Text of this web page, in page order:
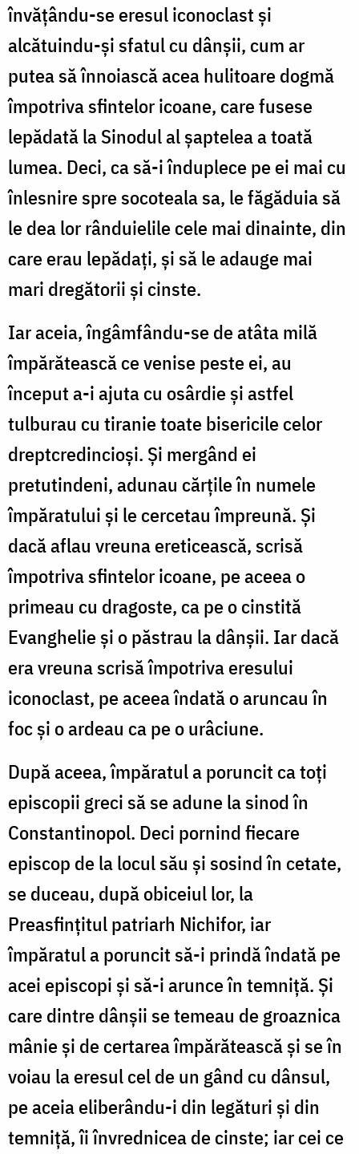
învățându-se eresul iconoclast și
alcătuindu-și sfatul cu dânșii, cum ar
putea să înnoiască acea hulitoare dogmă
împotriva sfintelor icoane, care fusese
lepădată la Sinodul al șaptelea a toată
lumea. Deci, ca să-i înduplece pe ei mai cu
înlesnire spre socoteala sa, le făgăduia să
le dea lor rânduielile cele mai dinainte, din
care erau lepădați, și să le adauge mai
mari dregătorii și cinste.
Iar aceia, îngâmfându-se de atâta milă
împărătească ce venise peste ei, au
început a-i ajuta cu osârdie și astfel
tulburau cu tiranie toate bisericile celor
dreptcredincioși. Și mergând ei
pretutindeni, adunau cărțile în numele
împăratului și le cercetau împreună. Și
dacă aflau vreuna ereticească, scrisă
împotriva sfintelor icoane, pe aceea o
primeau cu dragoste, ca pe o cinstită
Evanghelie și o păstrau la dânșii. Iar dacă
era vreuna scrisă împotriva eresului
iconoclast, pe aceea îndată o aruncau în
foc și o ardeau ca pe o urâciune.
După aceea, împăratul a poruncit ca toți
episcopii greci să se adune la sinod în
Constantinopol. Deci pornind fiecare
episcop de la locul său și sosind în cetate,
se duceau, după obiceiul lor, la
Preasfințitul patriarh Nichifor, iar
împăratul a poruncit să-i prindă îndată pe
acei episcopi și să-i arunce în temniță. Și
care dintre dânșii se temeau de groaznica
mânie și de certarea împărătească și se în
voiau la eresul cel de un gând cu dânsul,
pe aceia eliberându-i din legături și din
temniță, îi învrednicea de cinste; iar cei ce